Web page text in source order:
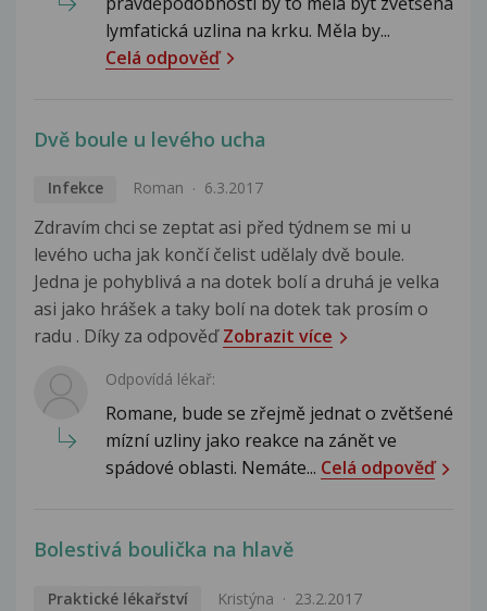
lymfatická uzlina na krku. Měla by...
Celá odpověď
Dvě boule u levého ucha
Infekce Roman 6.3.2017
Zdravím chci se zeptat asi před týdnem se mi u
levého ucha jak končí čelist udělaly dvě boule.
Jedna je pohyblivá a na dotek bolí a druhá je velka
asi jako hrášek a taky bolí na dotek tak prosím o
radu . Díky za odpověďZobrazit více
Odpovídá lékař:
Romane, bude se zřejmě jednat o zvětšené
mízní uzliny jako reakce na zánět ve
spádové oblasti. Nemáte... Celá odpověď
Bolestivá boulička na hlavě
Praktické lékařství Kristýna 23.2.2017